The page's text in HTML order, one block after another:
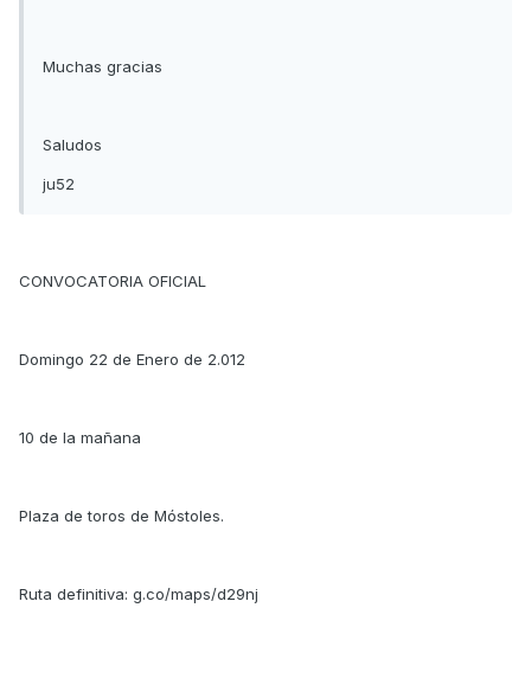
Muchas gracias
Saludos
ju52
CONVOCATORIA OFICIAL
Domingo 22 de Enero de 2.012
10 de la mañana
Plaza de toros de Móstoles.
Ruta definitiva: g.co/maps/d29nj